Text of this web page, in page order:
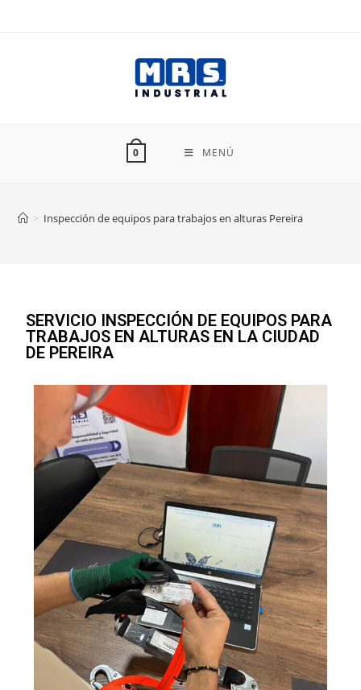
0 MENÚ
> Inspección de equipos para trabajos en alturas Pereira
SERVICIO INSPECCIÓN DE EQUIPOS PARA
TRABAJOS EN ALTURAS EN LA CIUDAD
DE PEREIRA